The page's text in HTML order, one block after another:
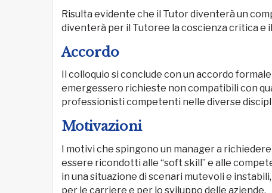
Risulta evidente che il Tutor diventerà un
diventerà per il Tutoree la coscienza critica e
Accordo
Il colloquio si conclude con un accordo
emergessero richieste non compatibili con
professionisti competenti nelle diverse
Motivazioni
I motivi che spingono un manager a
essere ricondotti alle “soft skill” e alle
in una situazione di scenari mutevoli e
per le carriere e per lo sviluppo delle aziende.